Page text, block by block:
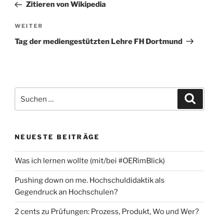
Zitieren von Wikipedia
Nächster
Beitrag
WEITER
Tag der mediengestützten Lehre FH Dortmund
nach:
NEUESTE BEITRÄGE
Was ich lernen wollte (mit/bei #OERimBlick)
Pushing down on me. Hochschuldidaktik als
Gegendruck an Hochschulen?
2 cents zu Prüfungen: Prozess, Produkt, Wo und Wer?